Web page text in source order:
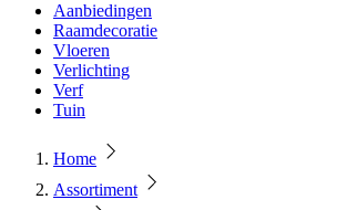
Aanbiedingen
Raamdecoratie
Vloeren
Verlichting
Verf
Tuin
Home
Assortiment